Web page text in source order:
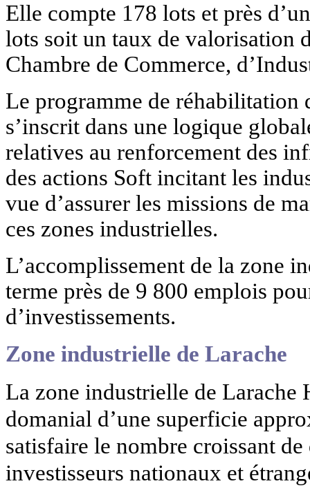
Elle compte 178 lots et près
lots soit un taux de valorisation
Chambre de Commerce,
Le programme de réhabilitation
s’inscrit dans une logique
relatives au renforcement des
des actions Soft incitant les
vue d’assurer les missions de
ces zones industrielles.
L’accomplissement de la zone
terme près de 9 800 emplois
d’investissements.
Zone industrielle de Larache
La zone industrielle de
domanial d’une superficie
satisfaire le nombre croissant
investisseurs nationaux et